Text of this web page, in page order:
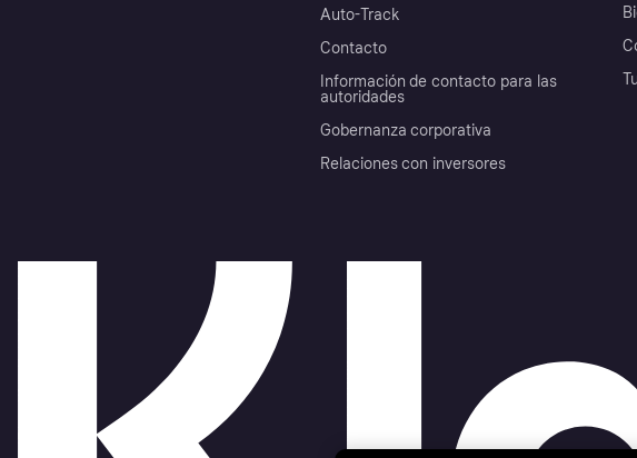
Auto-Track
Contacto
Información de contacto para las
autoridades
Gobernanza corporativa
Relaciones con inversores